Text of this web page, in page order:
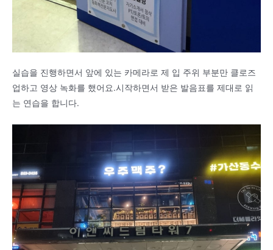
실습을 진행하면서 앞에 있는 카메라로 제 입 주위 부분만 클로즈
업하고 영상 녹화를 했어요.시작하면서 받은 발음표를 제대로 읽
는 연습을 합니다.